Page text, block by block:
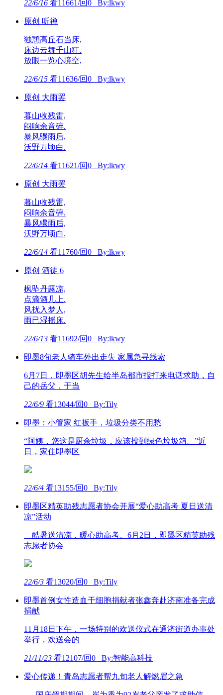
22/6/16 看11661/回0 By:lkwy
原创 听禅
独憩高丘石当床,
床边云舞千山狂.
放眼一览心境空,
22/6/15 看11636/回0 By:lkwy
原创 大雨罢
暮山收残雷,
闷响余音碎.
暴风骤雨后,
沃野万顷白.
22/6/14 看11621/回0 By:lkwy
原创 大雨罢
暮山收残雷,
闷响余音碎.
暴风骤雨后,
沃野万顷白.
22/6/14 看11760/回0 By:lkwy
原创 酒徒 6
枫坠丹露凉,
点滴酒几上.
风扰入梦人,
雨已湿摇床.
22/6/13 看11692/回0 By:lkwy
即墨8旬老人骑车外出走失 家属急寻线索
6月7日，即墨区胡先生给半岛都市报打来电话求助，自
己的岳父，于当
22/6/9 看13044/回0 By:Tily
即墨：小管家 红扳手，垃圾分类不用愁
“阿姨，您这是厨余垃圾，应该投到绿色垃圾箱。”近
日，家住即墨区
22/6/4 看13155/回0 By:Tily
即墨区精英助残志愿者协会开展“爱心助高考 夏日送清
凉”活动
酷暑送清凉，暖心助高考。6月2日，即墨区精英助残
志愿者协会
22/6/3 看13020/回0 By:Tily
即墨首例女性造血干细胞捐献者张鑫奔赴济南准备完成
捐献
11月18日下午，一场特别的欢送仪式在通济街道办事处
举行，欢送会的
21/11/23 看12107/回0 By:智能高科技
爱心传递！青岛志愿者帮九旬老人解燃眉之急